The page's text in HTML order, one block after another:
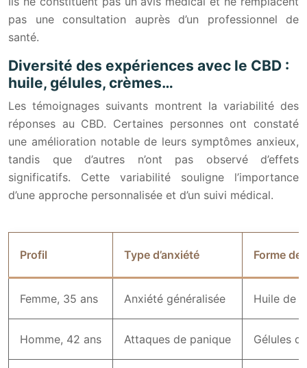
pas une consultation auprès d’un professionnel de
santé.
Diversité des expériences avec le CBD :
huile, gélules, crèmes…
Les témoignages suivants montrent la variabilité des
réponses au CBD. Certaines personnes ont constaté
une amélioration notable de leurs symptômes anxieux,
tandis que d’autres n’ont pas observé d’effets
significatifs. Cette variabilité souligne l’importance
d’une approche personnalisée et d’un suivi médical.
Profil Type d’anxiété Forme
Femme, 35 ans Anxiété généralisée Huile de
Homme, 42 ans Attaques de panique Gélules